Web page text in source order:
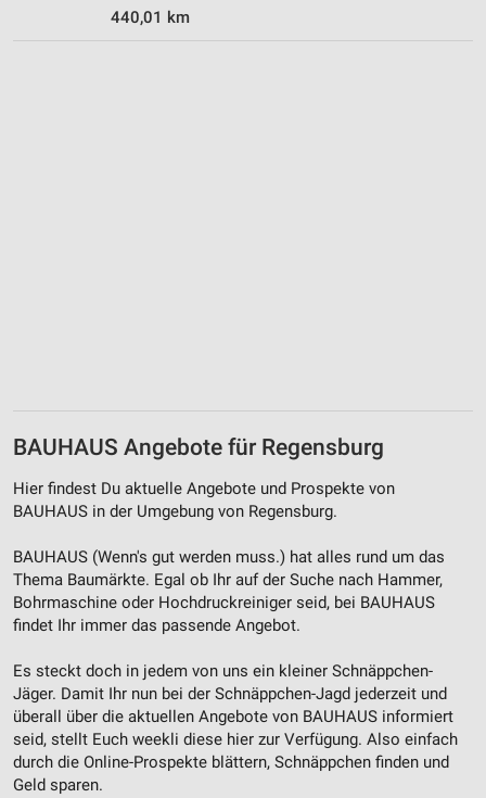
440,01 km
BAUHAUS Angebote für Regensburg
Hier findest Du aktuelle Angebote und Prospekte von
BAUHAUS in der Umgebung von Regensburg.
BAUHAUS (Wenn's gut werden muss.) hat alles rund um das
Thema Baumärkte. Egal ob Ihr auf der Suche nach Hammer,
Bohrmaschine oder Hochdruckreiniger seid, bei BAUHAUS
findet Ihr immer das passende Angebot.
Es steckt doch in jedem von uns ein kleiner Schnäppchen-
Jäger. Damit Ihr nun bei der Schnäppchen-Jagd jederzeit und
überall über die aktuellen Angebote von BAUHAUS informiert
seid, stellt Euch weekli diese hier zur Verfügung. Also einfach
durch die Online-Prospekte blättern, Schnäppchen finden und
Geld sparen.
Erstellung von Profilen für personalisierte
Entwicklung und Verbesserung der Angebote
Verwendung reduzierter Daten zur Auswahl von
Inhalten
Verwendung genauer Standortdaten
Geräte anhand von aktiv angeforderten
Informationen identifizieren
Nicht-IAB-Verarbeitungszwecke:
Notwendig
Performance
Funktional